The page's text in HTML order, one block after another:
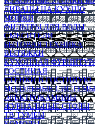
ДИВАНЫ НА КУХНЮ
МОЙКИ
ФИЛЬТРЫ ДЛЯ ВОДЫ
СМЕСИТЕЛИ
БЫТОВАЯ ТЕХНИКА
ВЫТЯЖКИ
КУХОННАЯ
ГОСТИНАЯ
СТЕНКИ В ГОСТИНУЮ
МОДУЛЬНЫЕ
ЭЛЕКТРОКАМИНЫ
ЖУРНАЛЬНЫЕ СТОЛЫ
ТВ ТУМБЫ